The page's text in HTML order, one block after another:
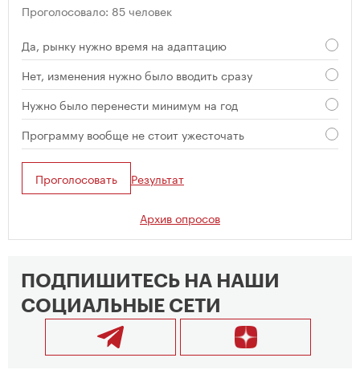
Проголосовало: 85 человек
Да, рынку нужно время на адаптацию
Нет, изменения нужно было вводить сразу
Нужно было перенести минимум на год
Программу вообще не стоит ужесточать
Проголосовать Результат
Архив опросов
ПОДПИШИТЕСЬ НА НАШИ
СОЦИАЛЬНЫЕ СЕТИ